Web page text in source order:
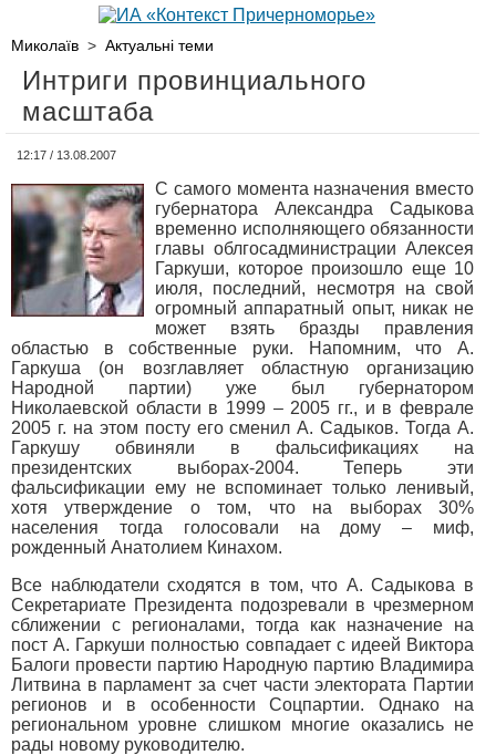
Миколаїв > Актуальні теми
Интриги провинциального
масштаба
12:17 / 13.08.2007
С самого момента назначения вместо
губернатора Александра Садыкова
временно исполняющего обязанности
главы облгосадминистрации Алексея
Гаркуши, которое произошло еще 10
июля, последний, несмотря на свой
огромный аппаратный опыт, никак не
может взять бразды правления
областью в собственные руки. Напомним, что А.
Гаркуша (он возглавляет областную организацию
Народной партии) уже был губернатором
Николаевской области в 1999 – 2005 гг., и в феврале
2005 г. на этом посту его сменил А. Садыков. Тогда А.
Гаркушу обвиняли в фальсификациях на
президентских выборах-2004. Теперь эти
фальсификации ему не вспоминает только ленивый,
хотя утверждение о том, что на выборах 30%
населения тогда голосовали на дому – миф,
рожденный Анатолием Кинахом.
Все наблюдатели сходятся в том, что А. Садыкова в
Секретариате Президента подозревали в чрезмерном
сближении с регионалами, тогда как назначение на
пост А. Гаркуши полностью совпадает с идеей Виктора
Балоги провести партию Народную партию Владимира
Литвина в парламент за счет части электората Партии
регионов и в особенности Соцпартии. Однако на
региональном уровне слишком многие оказались не
рады новому руководителю.